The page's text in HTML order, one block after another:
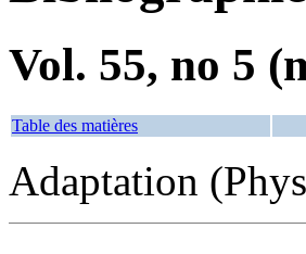
Vol. 55, no 5
Table des matières
Adaptation